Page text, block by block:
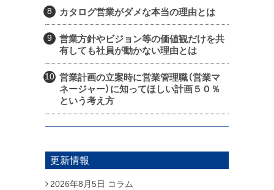
カタログ営業がダメな本当の理由とは
営業方針やビジョン等の価値観だけを共
有しても社員が動かない理由とは
営業計画の立案時に営業管理職（営業マ
ネージャー）に知ってほしい計画５０％
という考え方
更新情報
2026年8月5日 コラム